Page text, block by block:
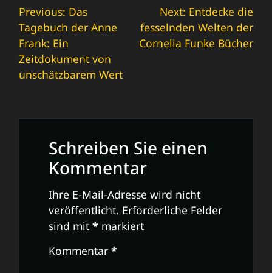
Beitrags-
Navigation
Previous: Das
Tagebuch der Anne
Frank: Ein
Zeitdokument von
unschätzbarem Wert
Next: Entdecke die
fesselnden Welten der
Cornelia Funke Bücher
Schreiben Sie einen
Kommentar
Ihre E-Mail-Adresse wird nicht
veröffentlicht. Erforderliche Felder
sind mit * markiert
Kommentar *